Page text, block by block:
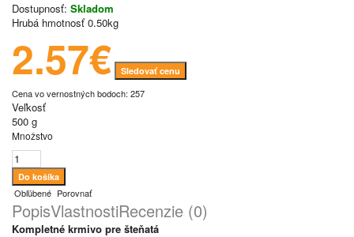
Dostupnosť: Skladom
Hrubá hmotnosť 0.50kg
2.57€ Sledovať cenu
Cena vo vernostných bodoch: 257
Veľkosť
500 g
Množstvo
Obľúbené Porovnať
PopisVlastnostiRecenzie (0)
Kompletné krmivo pre šteňatá